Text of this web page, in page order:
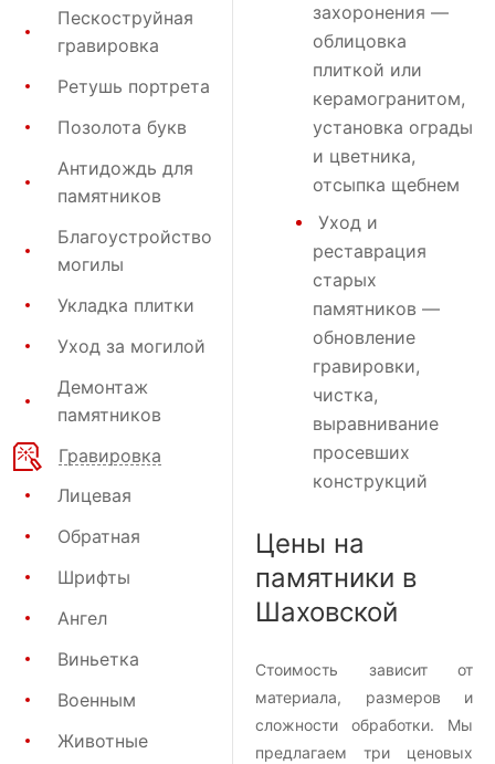
Пескоструйная
гравировка
Ретушь портрета
Позолота букв
Антидождь для
памятников
Благоустройство
могилы
Укладка плитки
Уход за могилой
Демонтаж
памятников
Гравировка
Лицевая
Обратная
Шрифты
Ангел
Виньетка
Военным
Животные
захоронения —
облицовка
плиткой или
керамогранитом,
установка ограды
и цветника,
отсыпка щебнем
Уход и
реставрация
старых
памятников —
обновление
гравировки,
чистка,
выравнивание
просевших
конструкций
Цены на
памятники в
Шаховской
Стоимость зависит от
материала, размеров и
сложности обработки. Мы
предлагаем три ценовых